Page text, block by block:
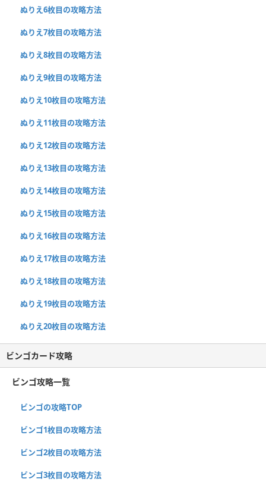
ぬりえ6枚目の攻略方法
ぬりえ7枚目の攻略方法
ぬりえ8枚目の攻略方法
ぬりえ9枚目の攻略方法
ぬりえ10枚目の攻略方法
ぬりえ11枚目の攻略方法
ぬりえ12枚目の攻略方法
ぬりえ13枚目の攻略方法
ぬりえ14枚目の攻略方法
ぬりえ15枚目の攻略方法
ぬりえ16枚目の攻略方法
ぬりえ17枚目の攻略方法
ぬりえ18枚目の攻略方法
ぬりえ19枚目の攻略方法
ぬりえ20枚目の攻略方法
ビンゴカード攻略
ビンゴ攻略一覧
ビンゴの攻略TOP
ビンゴ1枚目の攻略方法
ビンゴ2枚目の攻略方法
ビンゴ3枚目の攻略方法